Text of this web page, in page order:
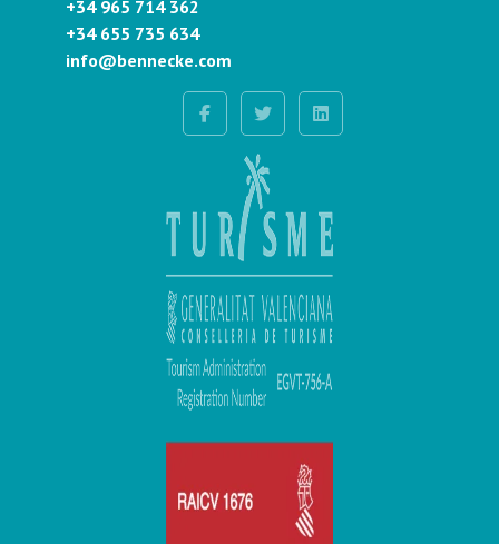
+34 965 714 362
+34 655 735 634
info@bennecke.com